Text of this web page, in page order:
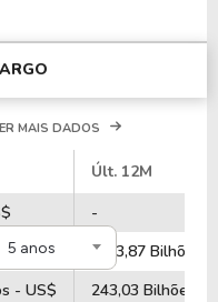
5 anos
MAIS DADOS
Últ. 12M
-
US$
-253,87 Bilhões
- US$
243,03 Bilhões